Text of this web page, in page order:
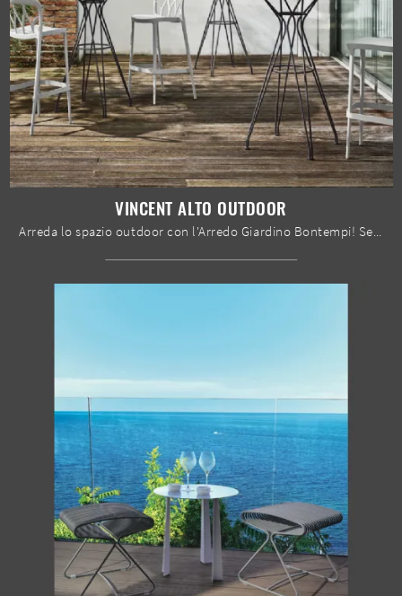
VINCENT ALTO OUTDOOR
Arreda lo spazio outdoor con l'Arredo Giardino Bontempi! Set e tavoli da giardino in metallo, come il modello Vincent Alto Outdoor, ti aspettano!